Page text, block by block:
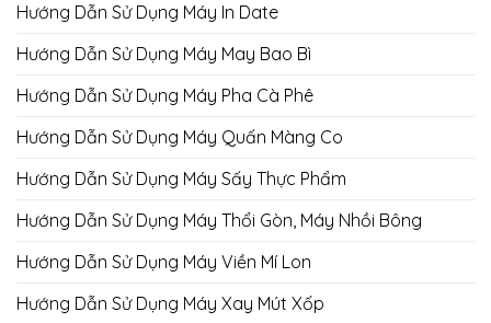
Hướng Dẫn Sử Dụng Máy In Date
Hướng Dẫn Sử Dụng Máy May Bao Bì
Hướng Dẫn Sử Dụng Máy Pha Cà Phê
Hướng Dẫn Sử Dụng Máy Quấn Màng Co
Hướng Dẫn Sử Dụng Máy Sấy Thực Phẩm
Hướng Dẫn Sử Dụng Máy Thổi Gòn, Máy Nhồi Bông
Hướng Dẫn Sử Dụng Máy Viền Mí Lon
Hướng Dẫn Sử Dụng Máy Xay Mút Xốp